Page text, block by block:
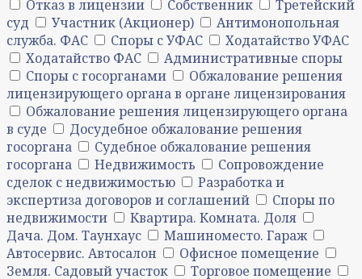
Отказ в лицензии
Собственник
Третейский
суд
Участник (Акционер)
Антимонопольная
служба. ФАС
Споры с УФАС
Ходатайство УФАС
Ходатайство ФАС
Административные споры
Споры с госорганами
Обжалование решения
лицензирующего органа в органе лицензирования
Обжалование решения лицензирующего органа
в суде
Досудебное обжалование решения
госоргана
Судебное обжалование решения
госоргана
Недвижимость
Сопровождение
сделок с недвижимостью
Разработка и
экспертиза договоров и соглашений
Споры по
недвижимости
Квартира. Комната. Доля
Дача. Дом. Таунхаус
Машиноместо. Гараж
Автосервис. Автосалон
Офисное помещение
Земля. Садовый участок
Торговое помещение